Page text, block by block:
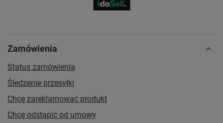
Zamówienia
Status zamówienia
Śledzenie przesyłki
Chcę zareklamować produkt
Chcę odstąpić od umowy